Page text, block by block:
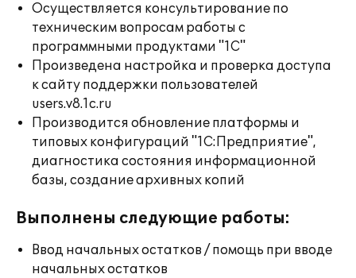
Осуществляется консультирование по
техническим вопросам работы с
программными продуктами "1С"
Произведена настройка и проверка доступа
к сайту поддержки пользователей
users.v8.1c.ru
Производится обновление платформы и
типовых конфигураций "1С:Предприятие",
диагностика состояния информационной
базы, создание архивных копий
Выполнены следующие работы:
Ввод начальных остатков / помощь при вводе
начальных остатков